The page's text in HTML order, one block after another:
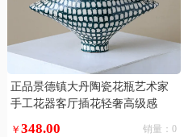
正品景德镇大丹陶瓷花瓶艺术家
手工花器客厅插花轻奢高级感
￥348.00 销量：0